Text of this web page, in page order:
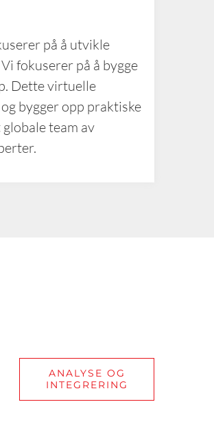
på å utvikle
fokuserer på å bygge
Dette virtuelle
bygger opp praktiske
team av
ANALYSE OG
INTEGRERING